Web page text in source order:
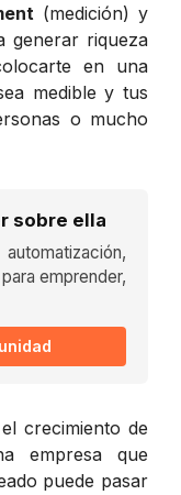
(medición) y
generar riqueza
en una
medible y tus
o mucho
sobre ella
emprender,
crecimiento de
empresa que
puede pasar